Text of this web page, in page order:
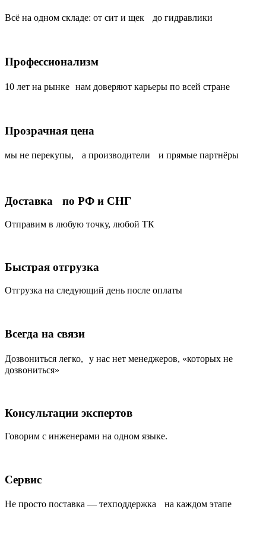
Всё на одном складе: от сит и щек до гидравлики
Профессионализм
10 лет на рынке нам доверяют карьеры по всей стране
Прозрачная цена
мы не перекупы, а производители и прямые партнёры
Доставка по РФ и СНГ
Отправим в любую точку, любой ТК
Быстрая отгрузка
Отгрузка на следующий день после оплаты
Всегда на связи
Дозвониться легко, у нас нет менеджеров, «которых не
дозвониться»
Консультации экспертов
Говорим с инженерами на одном языке.
Сервис
Не просто поставка — техподдержка на каждом этапе